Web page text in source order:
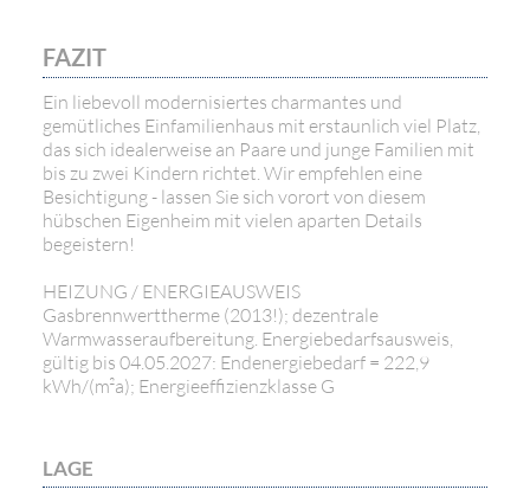
FAZIT
Ein liebevoll modernisiertes charmantes und
gemütliches Einfamilienhaus mit erstaunlich viel Platz,
das sich idealerweise an Paare und junge Familien mit
bis zu zwei Kindern richtet. Wir empfehlen eine
Besichtigung - lassen Sie sich vorort von diesem
hübschen Eigenheim mit vielen aparten Details
begeistern!
HEIZUNG / ENERGIEAUSWEIS
Gasbrennwerttherme (2013!); dezentrale
Warmwasseraufbereitung. Energiebedarfsausweis,
gültig bis 04.05.2027: Endenergiebedarf = 222,9
kWh/(m²a); Energieeffizienzklasse G
LAGE